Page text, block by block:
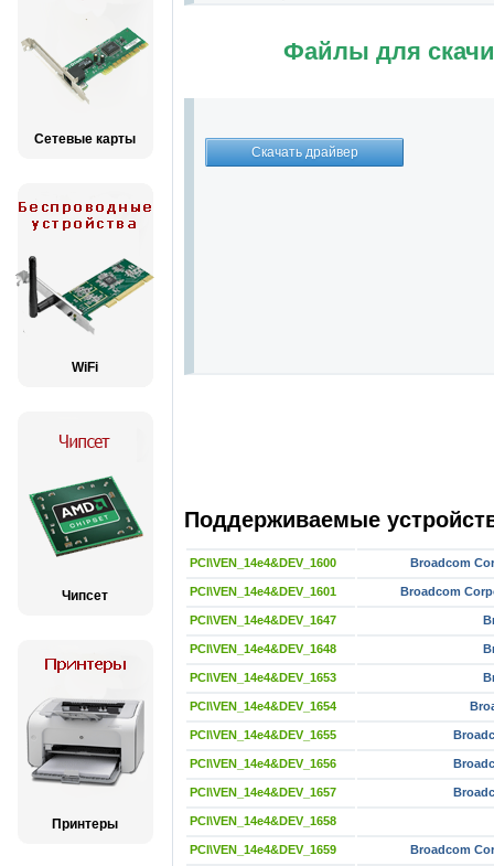
Сетевые карты
WiFi
Чипсет
Принтеры
Файлы для
Поддерживаемые
PCI\VEN_14e4&DEV_1600 Broadcom
PCI\VEN_14e4&DEV_1601 Broadcom
PCI\VEN_14e4&DEV_1647
PCI\VEN_14e4&DEV_1648
PCI\VEN_14e4&DEV_1653
PCI\VEN_14e4&DEV_1654
PCI\VEN_14e4&DEV_1655
PCI\VEN_14e4&DEV_1656
PCI\VEN_14e4&DEV_1657
PCI\VEN_14e4&DEV_1658
PCI\VEN_14e4&DEV_1659 Broadcom